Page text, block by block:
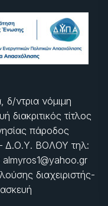
δ/ντρια νόμιμη
τίτλος
πάροδος
Δ.Ο.Υ. ΒΟΛΟΥ τηλ:
διαχειριστής-